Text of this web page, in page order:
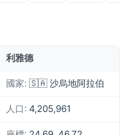
利雅德
國家: 🇸🇦 沙烏地阿拉伯
人口: 4,205,961